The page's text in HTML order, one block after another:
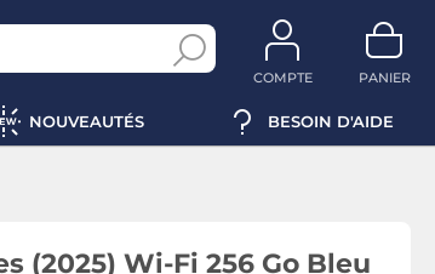
COMPTE PANIER
NOUVEAUTÉS BESOIN D'AIDE
(2025) Wi-Fi 256 Go Bleu